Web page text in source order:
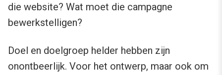
die website? Wat moet die campagne
bewerkstelligen?
Doel en doelgroep helder hebben zijn
onontbeerlijk. Voor het ontwerp, maar ook om